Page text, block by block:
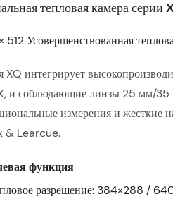
тепловая камера
Усовершенствованная
XQ интегрирует
и соблюдающие линзы 25 мм/35
измерения и жесткие
& Learcue.
функция
разрешение: 384×288 /